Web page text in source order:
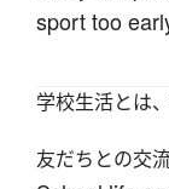
sport too
学校生活とは
友だちとの交流